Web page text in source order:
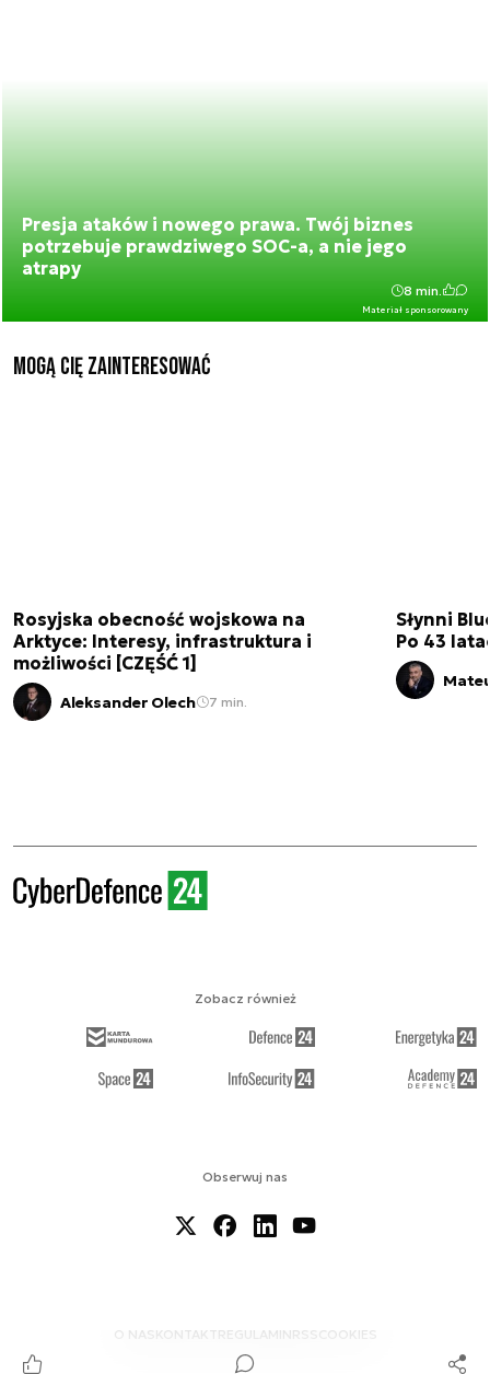
Presja ataków i nowego prawa. Twój biznes
potrzebuje prawdziwego SOC-a, a nie jego
atrapy
Materiał sponsorowany
8 min.
Mogą Cię zainteresować
Rosyjska obecność wojskowa na
Arktyce: Interesy, infrastruktura i
możliwości [CZĘŚĆ 1]
Aleksander Olech 7 min.
Słynni
Po 43
Obserwuj nas
O NAS KONTAKTREGULAMINRSS COOKIES
Zobacz również